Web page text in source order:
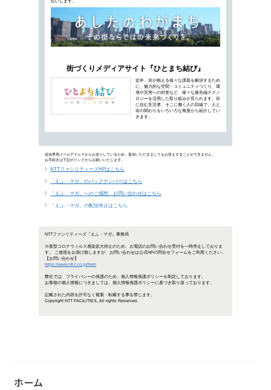
立ってきています。ハイパースケールデータセン
るクラウドの利用拡大と関係があるといいます。
向を追うとともに、その特徴と課題について解説
NTTファシリティ
ICT・エネルギー・建築の今を伝える
人と街の未来を語る。「未来対談」
ホーム